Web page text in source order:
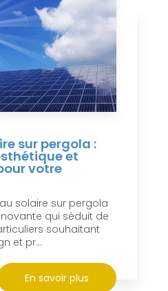
sur pergola :
et
votre
solaire sur pergola
qui séduit de
souhaitant
et pr...
En savoir plus